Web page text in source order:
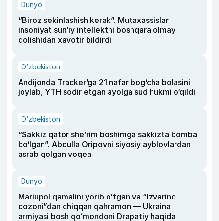
Dunyo
“Biroz sekinlashish kerak”. Mutaxassislar
insoniyat sun’iy intellektni boshqara olmay
qolishidan xavotir bildirdi
O‘zbekiston
Andijonda Tracker’ga 21 nafar bog‘cha bolasini
joylab, YTH sodir etgan ayolga sud hukmi o‘qildi
O‘zbekiston
“Sakkiz qator she’rim boshimga sakkizta bomba
bo‘lgan”. Abdulla Oripovni siyosiy ayblovlardan
asrab qolgan voqea
Dunyo
Mariupol qamalini yorib oʻtgan va “Izvarino
qozoni”dan chiqqan qahramon — Ukraina
armiyasi bosh qoʻmondoni Drapatiy haqida